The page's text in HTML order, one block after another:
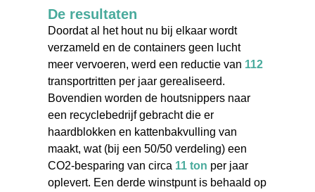
De resultaten
Doordat al het hout nu bij elkaar wordt
verzameld en de containers geen lucht
meer vervoeren, werd een reductie van 112
transportritten per jaar gerealiseerd.
Bovendien worden de houtsnippers naar
een recyclebedrijf gebracht die er
haardblokken en kattenbakvulling van
maakt, wat (bij een 50/50 verdeling) een
CO2-besparing van circa 11 ton per jaar
oplevert. Een derde winstpunt is behaald op